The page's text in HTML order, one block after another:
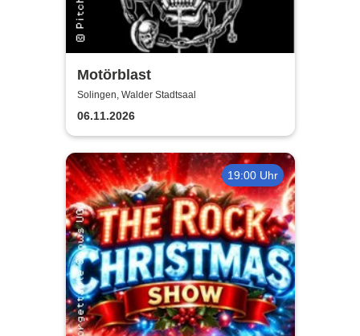
Motörblast
Solingen, Walder Stadtsaal
06.11.2026
19:00 Uhr